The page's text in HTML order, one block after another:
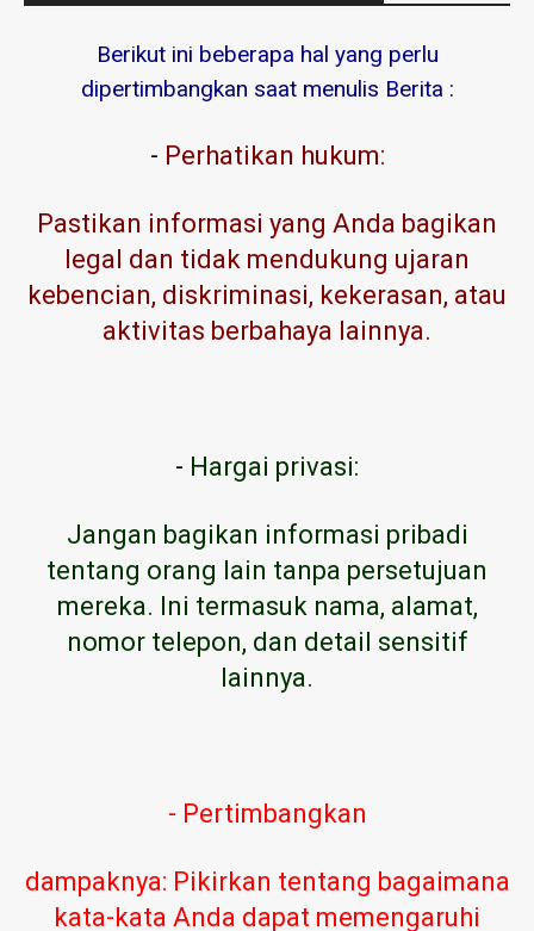
Berikut ini beberapa hal yang perlu
dipertimbangkan saat menulis Berita :
- Perhatikan hukum:
Pastikan informasi yang Anda bagikan
legal dan tidak mendukung ujaran
kebencian, diskriminasi, kekerasan, atau
aktivitas berbahaya lainnya.
- Hargai privasi:
Jangan bagikan informasi pribadi
tentang orang lain tanpa persetujuan
mereka. Ini termasuk nama, alamat,
nomor telepon, dan detail sensitif
lainnya.
- Pertimbangkan
dampaknya: Pikirkan tentang bagaimana
kata-kata Anda dapat memengaruhi